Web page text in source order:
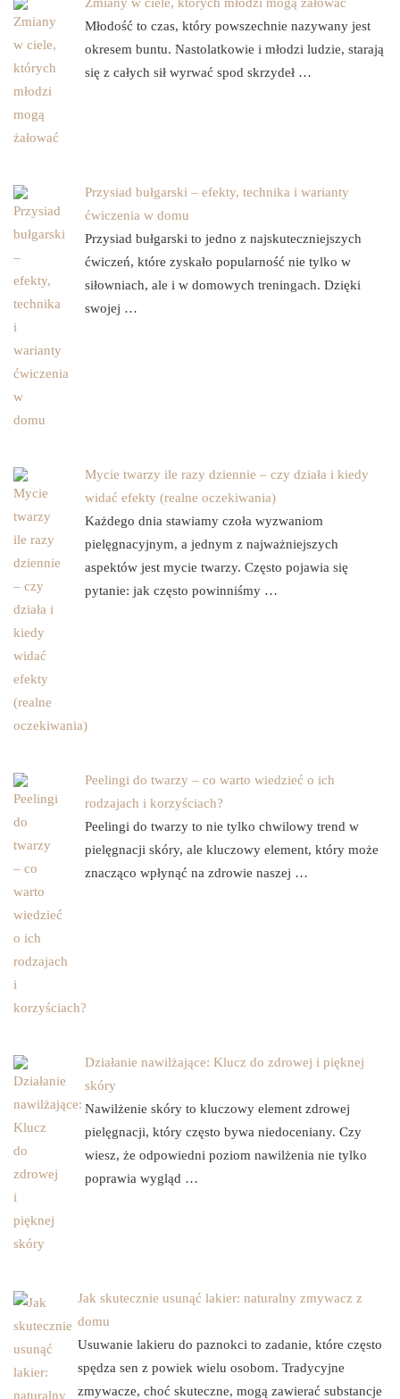
Młodość to czas, który powszechnie nazywany jest
okresem buntu. Nastolatkowie i młodzi ludzie, starają
się z całych sił wyrwać spod skrzydeł …
Przysiad bułgarski – efekty, technika i warianty
ćwiczenia w domu
Przysiad bułgarski to jedno z najskuteczniejszych
ćwiczeń, które zyskało popularność nie tylko w
siłowniach, ale i w domowych treningach. Dzięki
swojej …
Mycie twarzy ile razy dziennie – czy działa i kiedy
widać efekty (realne oczekiwania)
Każdego dnia stawiamy czoła wyzwaniom
pielęgnacyjnym, a jednym z najważniejszych
aspektów jest mycie twarzy. Często pojawia się
pytanie: jak często powinniśmy …
Peelingi do twarzy – co warto wiedzieć o ich
rodzajach i korzyściach?
Peelingi do twarzy to nie tylko chwilowy trend w
pielęgnacji skóry, ale kluczowy element, który może
znacząco wpłynąć na zdrowie naszej …
Działanie nawilżające: Klucz do zdrowej i pięknej
skóry
Nawilżenie skóry to kluczowy element zdrowej
pielęgnacji, który często bywa niedoceniany. Czy
wiesz, że odpowiedni poziom nawilżenia nie tylko
poprawia wygląd …
Jak skutecznie usunąć lakier: naturalny zmywacz z
domu
Usuwanie lakieru do paznokci to zadanie, które często
spędza sen z powiek wielu osobom. Tradycyjne
zmywacze, choć skuteczne, mogą zawierać substancje